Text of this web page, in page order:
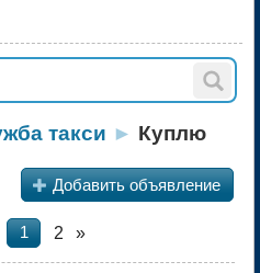
такси ► Куплю
+ Добавить объявление
1 2 »